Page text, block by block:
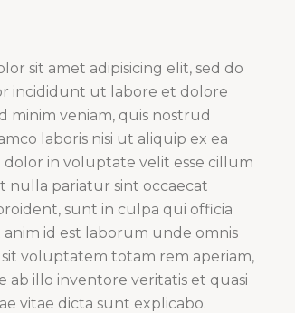
sit amet adipisicing elit, sed do
incididunt ut labore et dolore
minim veniam, quis nostrud
laboris nisi ut aliquip ex ea
in voluptate velit esse cillum
nulla pariatur sint occaecat
sunt in culpa qui officia
id est laborum unde omnis
voluptatem totam rem aperiam,
ab illo inventore veritatis et quasi
vitae dicta sunt explicabo.